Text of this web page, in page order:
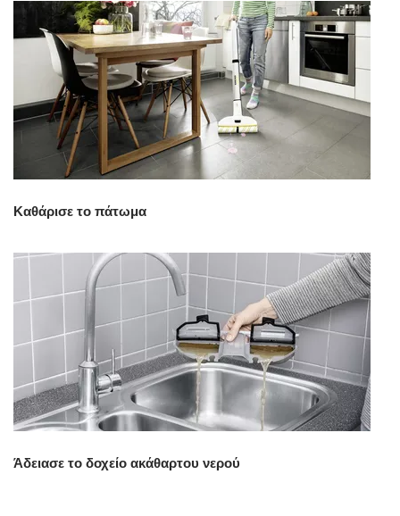
Καθάρισε το πάτωμα
Άδειασε το δοχείο ακάθαρτου νερού